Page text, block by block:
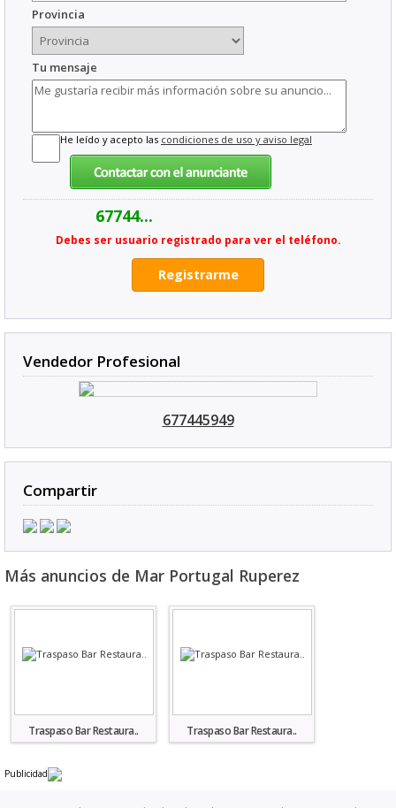
Provincia
Tu mensaje
He leído y acepto las condiciones de uso y aviso legal
67744...
Debes ser usuario registrado para ver el teléfono.
Registrarme
Vendedor Profesional
677445949
Compartir
Más anuncios de Mar Portugal Ruperez
Traspaso Bar Restaura.. Traspaso Bar Restaura..
Publicidad